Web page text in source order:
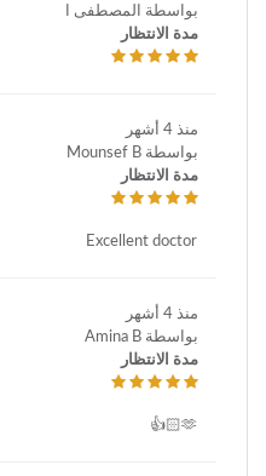
بواسطة المصطفى ا
مدة الانتظار
منذ 4 أشهر
بواسطة Mounsef B
مدة الانتظار
Excellent doctor
منذ 4 أشهر
بواسطة Amina B
مدة الانتظار
🫶🏻👍